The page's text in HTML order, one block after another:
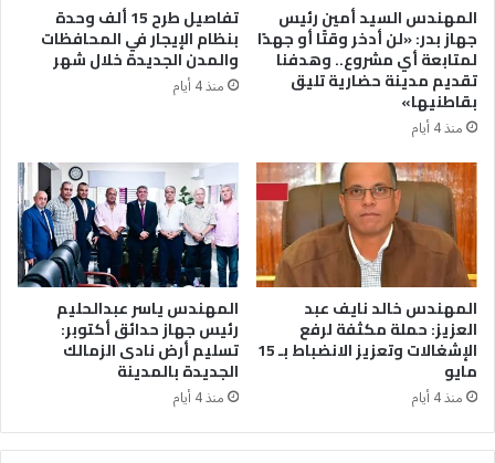
المهندس السيد أمين رئيس
جهاز بدر: «لن أدخر وقتًا أو جهدًا
لمتابعة أي مشروع.. وهدفنا
تقديم مدينة حضارية تليق
بقاطنيها»
منذ 4 أيام
تفاصيل طرح 15 ألف وحدة
بنظام الإيجار في المحافظات
والمدن الجديدة خلال شهر
منذ 4 أيام
المهندس خالد نايف عبد
العزيز: حملة مكثفة لرفع
الإشغالات وتعزيز الانضباط بـ 15
مايو
منذ 4 أيام
المهندس ياسر عبدالحليم
رئيس جهاز حدائق أكتوبر:
تسليم أرض نادى الزمالك
الجديدة بالمدينة
منذ 4 أيام